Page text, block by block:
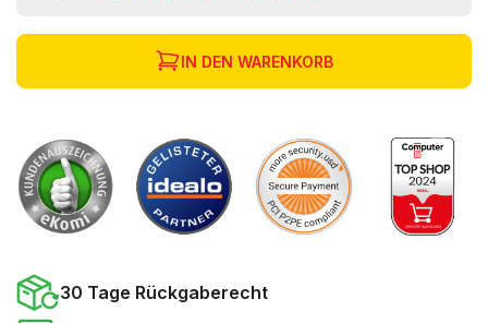
IN DEN WARENKORB
30 Tage Rückgaberecht